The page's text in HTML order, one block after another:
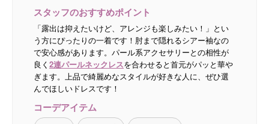
スタッフのおすすめポイント
「露出は抑えたいけど、アレンジも楽しみたい！」とい
う方にぴったりの一着です！肘まで隠れるシアー袖なの
で安心感があります。パール系アクセサリーとの相性が
良く 2連パールネックレスを合わせると首元がパッと華や
ぎます。上品で綺麗めなスタイルが好きな人に、ぜひ選
んでほしいドレスです！
コーデアイテム